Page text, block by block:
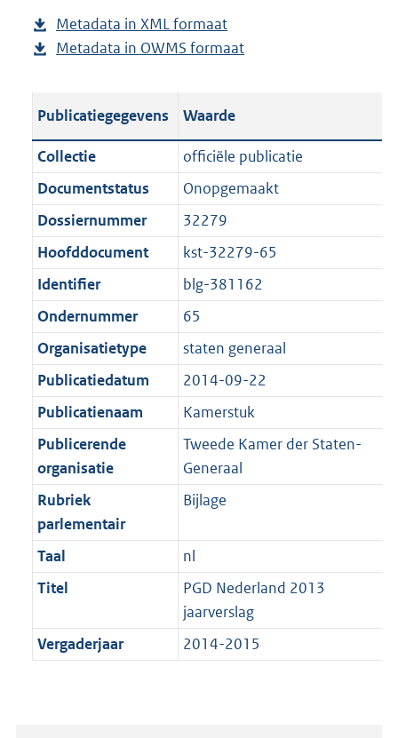
p
u
l
c
t
i
e
n
f
o
r
m
a
a
t
g
r
o
t
:
1
,
8
M
b
Metadata in XML formaat
e
a
n
d
s
r
o
o
t
e
:
1
K
b
Metadata in OWMS formaat
a
n
d
g
r
o
t
t
e
:
1
K
b
Publicatiegegevens Waarde
Collectie
officiële publicatie
Documentstatus
Onopgemaakt
Dossiernummer
32279
Hoofddocument
kst-32279-65
Identifier
blg-381162
Ondernummer
65
Organisatietype
staten generaal
Publicatiedatum
2014-09-22
Publicatienaam
Kamerstuk
Publicerende
organisatie
Tweede Kamer der Staten-
Generaal
Rubriek
parlementair
Bijlage
Taal
nl
Titel
PGD Nederland 2013
jaarverslag
Vergaderjaar
2014-2015